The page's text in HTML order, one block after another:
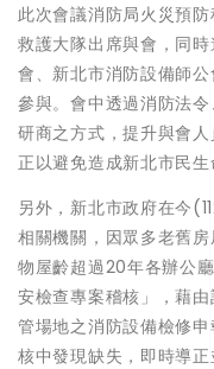
此次會議消防局火災預
救護大隊出席與會，同
會、新北市消防設備師
參與。會中透過消防法
研商之方式，提升與會
正以避免造成新北市民生
另外，新北市政府在今
相關機關，因眾多老舊
物屋齡超過20年各辦公
安檢查專案稽核」，藉
管場地之消防設備檢修
核中發現缺失，即時導